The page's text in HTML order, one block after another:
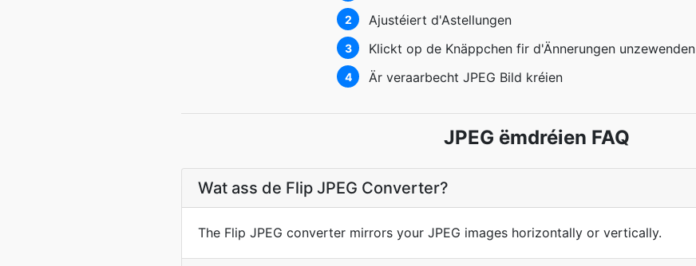
2 Ajustéiert d'Astellungen
3 Klickt op de Knäppchen fir d'Ännerungen unzewenden
4 Är veraarbecht JPEG Bild kréien
JPEG ëmdréien FAQ
Wat ass de Flip JPEG Converter?
The Flip JPEG converter mirrors your JPEG images horizontally or vertically.